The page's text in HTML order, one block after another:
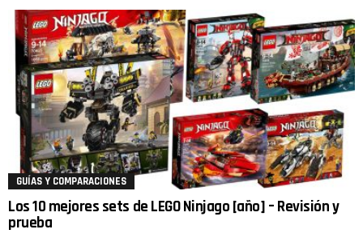
GUÍAS Y COMPARACIONES
Los 10 mejores sets de LEGO Ninjago [año] – Revisión y
prueba